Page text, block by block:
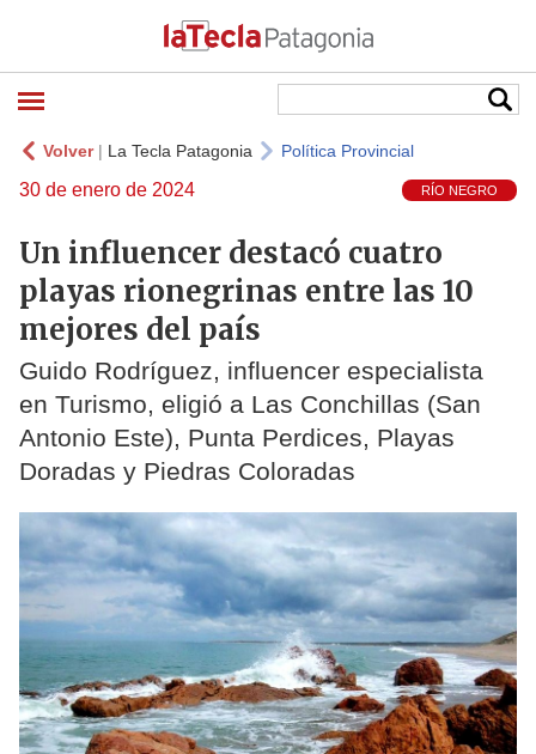
Volver| La Tecla Patagonia Política Provincial
30 de enero de 2024 RÍO NEGRO
Un influencer destacó cuatro
playas rionegrinas entre las 10
mejores del país
Guido Rodríguez, influencer especialista
en Turismo, eligió a Las Conchillas (San
Antonio Este), Punta Perdices, Playas
Doradas y Piedras Coloradas